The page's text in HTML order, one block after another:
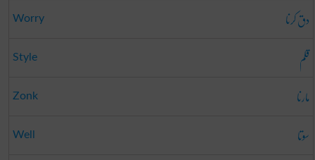
Worry دق کرنا
Style قلم
Zonk مارنا
Well سوتا